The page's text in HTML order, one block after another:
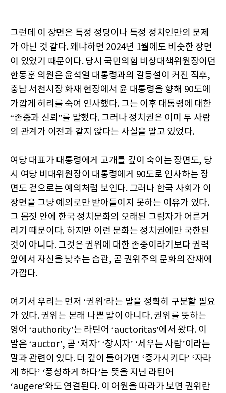
그런데 이 장면은 특정 정당이나 특정 정치인만의 문제
가 아닌 것 같다. 왜냐하면 2024년 1월에도 비슷한 장면
이 있었기 때문이다. 당시 국민의힘 비상대책위원장이던
한동훈 의원은 윤석열 대통령과의 갈등설이 커진 직후,
충남 서천시장 화재 현장에서 윤 대통령을 향해 90도에
가깝게 허리를 숙여 인사했다. 그는 이후 대통령에 대한
“존중과 신뢰”를 말했다. 그러나 정치권은 이미 두 사람
의 관계가 이전과 같지 않다는 사실을 알고 있었다.
여당 대표가 대통령에게 고개를 깊이 숙이는 장면도, 당
시 여당 비대위원장이 대통령에게 90도로 인사하는 장
면도 겉으로는 예의처럼 보인다. 그러나 한국 사회가 이
장면을 그냥 예의로만 받아들이지 못하는 이유가 있다.
그 몸짓 안에 한국 정치문화의 오래된 그림자가 어른거
리기 때문이다. 하지만 이런 문화는 정치권에만 국한된
것이 아니다. 그것은 권위에 대한 존중이라기보다 권력
앞에서 자신을 낮추는 습관, 곧 권위주의 문화의 잔재에
가깝다.
여기서 우리는 먼저 ‘권위’라는 말을 정확히 구분할 필요
가 있다. 권위는 본래 나쁜 말이 아니다. 권위를 뜻하는
영어 ‘authority’는 라틴어 ‘auctoritas’에서 왔다. 이
말은 ‘auctor’, 곧 ‘저자’ ‘창시자’ ‘세우는 사람’이라는
말과 관련이 있다. 더 깊이 들어가면 ‘증가시키다’ ‘자라
게 하다’ ‘풍성하게 하다’는 뜻을 지닌 라틴어
‘augere’와도 연결된다. 이 어원을 따라가 보면 권위란